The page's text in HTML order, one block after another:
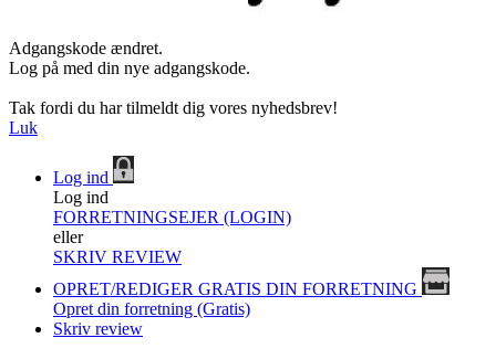
Adgangskode ændret.
Log på med din nye adgangskode.
Tak fordi du har tilmeldt dig vores nyhedsbrev!
Luk
Log ind
Log ind
FORRETNINGSEJER (LOGIN)
eller
SKRIV REVIEW
OPRET/REDIGER GRATIS DIN FORRETNING
Opret din forretning (Gratis)
Skriv review